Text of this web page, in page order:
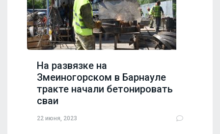
На развязке на
Змеиногорском в Барнауле
тракте начали бетонировать
сваи
22 июня, 2023